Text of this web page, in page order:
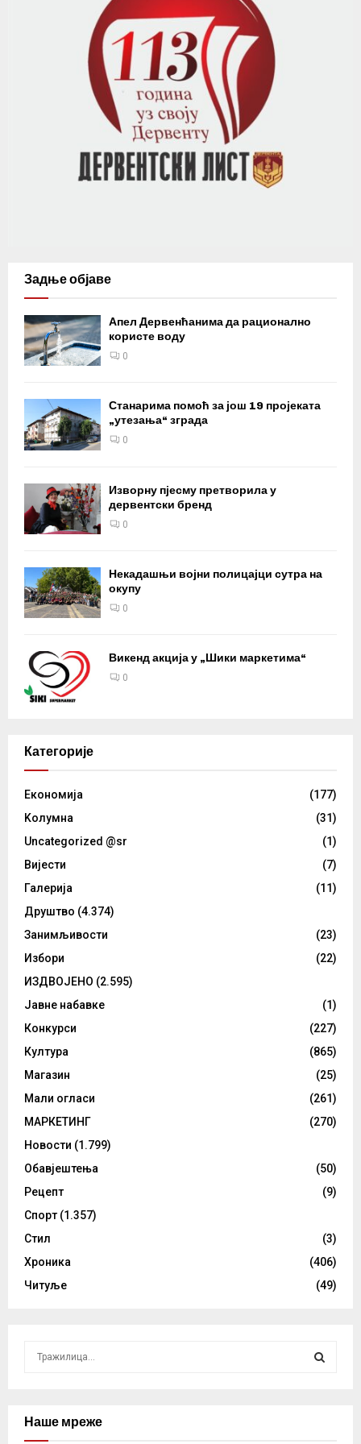
Задње објаве
Апел Дервенћанима да рационално
користе воду
0
Станарима помоћ за још 19 пројеката
„утезања“ зграда
0
Изворну пјесму претворила у
дервентски бренд
0
Некадашњи војни полицајци сутра на
окупу
0
Викенд акција у „Шики маркетима“
0
Категорије
Eкономија
(177)
Kолумнa
(31)
Uncategorized @sr
(1)
Вијести
(7)
Галерија
(11)
Друштво (4.374)
Занимљивости
(23)
Избори
(22)
ИЗДВОЈЕНО (2.595)
Јавне набавке
(1)
Конкурси
(227)
Култура
(865)
Магазин
(25)
Мали огласи
(261)
МАРКЕТИНГ
(270)
Новости (1.799)
Обавјештења
(50)
Рецепт
(9)
Спорт (1.357)
Стил
(3)
Хроника
(406)
Читуље
(49)
cНаше мреже